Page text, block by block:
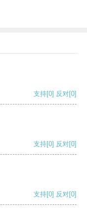
支持[0] 反对[0]
支持[0] 反对[0]
支持[0] 反对[0]